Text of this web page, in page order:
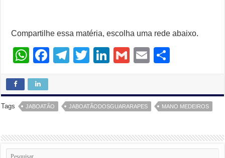
Compartilhe essa matéria, escolha uma rede abaixo.
W
at
s
p
p
F
e
o
o
T
gr
m
T
er
Li
e
n
G
E
e
Tags JABOATÃO JABOATÃODOSGUARARAPES MANO MEDEIROS